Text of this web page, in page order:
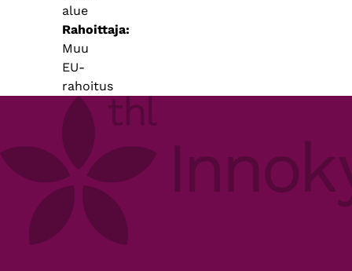
alue
Rahoittaja
Muu
EU-
rahoitus